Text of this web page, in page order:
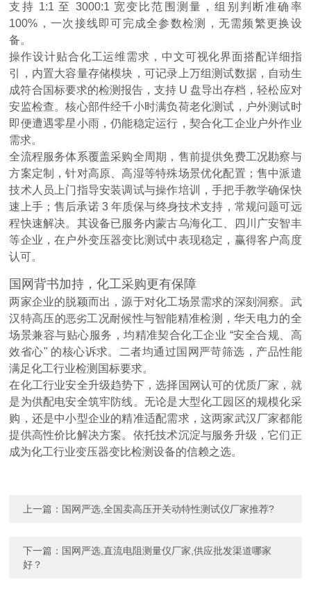
支持 1:1 至 3000:1 宽变比范围测量，组别判断准确率
100%，一次接线即可完成全参数检测，无需频繁更换设
备。
操作设计贴合化工运维需求，中文可视化界面搭配详细指
引，内置大容量存储模块，可记录上万组测试数据，自动生
成符合国标要求的检测报告，支持 U 盘导出存档，轻松应对
安监检查。核心部件经千小时满负荷老化测试，户外测试时
即便遭遇零星小雨，仍能稳定运行，契合化工企业户外作业
需求。
全流程服务体系覆盖采购全周期，售前提供免费工况勘察与
方案定制，针对高原、高湿等特殊场景优化配置；售中派遣
技术人员上门指导安装调试与操作培训，手把手教学确保快
速上手；售后承诺 3 年质保与终身技术支持，常规问题可远
程快速解决。其设备已服务内蒙古乌海化工、四川广安智丰
等企业，在户外变压器变比测试中表现稳定，赢得客户高度
认可。
国网背书加持，化工采购更有保障
两家企业的脱颖而出，源于对化工场景需求的深刻洞察。武
汉特高压的恶劣工况耐候性与智能精准检测，华天电力的全
场景兼容与贴心服务，均精准契合化工企业 “安全合规、高
效省心" 的核心诉求。二者均通过国网严苛筛选，产品性能
满足化工行业检测国标要求。
在化工行业安全升级趋势下，选择国网认可的优质厂家，就
是为供配电安全筑牢防线。无论是大型化工园区的规模化采
购，还是中小型企业的精准适配需求，这两家武汉厂家都能
提供高性价比解决方案。依托技术沉淀与服务升级，它们正
成为化工行业变压器变比检测设备的信赖之选。
上一篇： 国网严选,全国卖高压开关动特性测试仪厂家推荐?
下一篇： 国网严选,直流电阻测量仪厂家,供应批发渠道哪家
好？